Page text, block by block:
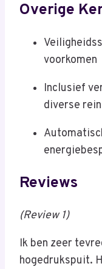
Overige
voorkomen
Inclusief
diverse
Reviews
(Review 1)
Ik ben zeer
hogedrukspuit.